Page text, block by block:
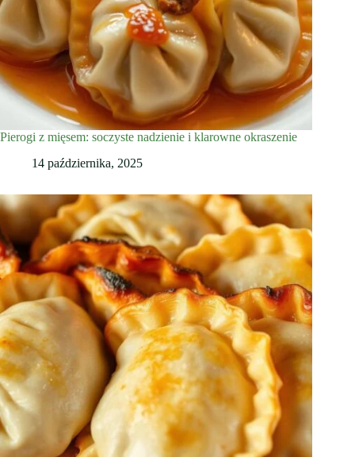
Pierogi z mięsem: soczyste nadzienie i klarowne okraszenie
14 października, 2025